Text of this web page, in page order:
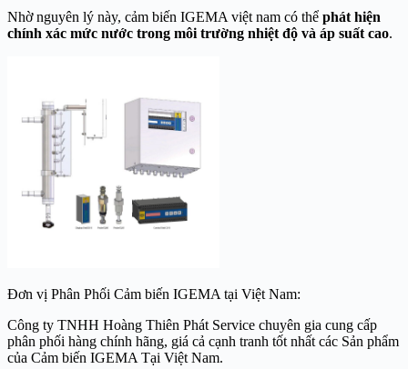
Nhờ nguyên lý này, cảm biến IGEMA việt nam có thể phát hiện
chính xác mức nước trong môi trường nhiệt độ và áp suất cao.
Đơn vị Phân Phối Cảm biến IGEMA tại Việt Nam:
Công ty TNHH Hoàng Thiên Phát Service chuyên gia cung cấp
phân phối hàng chính hãng, giá cả cạnh tranh tốt nhất các Sản phẩm
của Cảm biến IGEMA Tại Việt Nam.